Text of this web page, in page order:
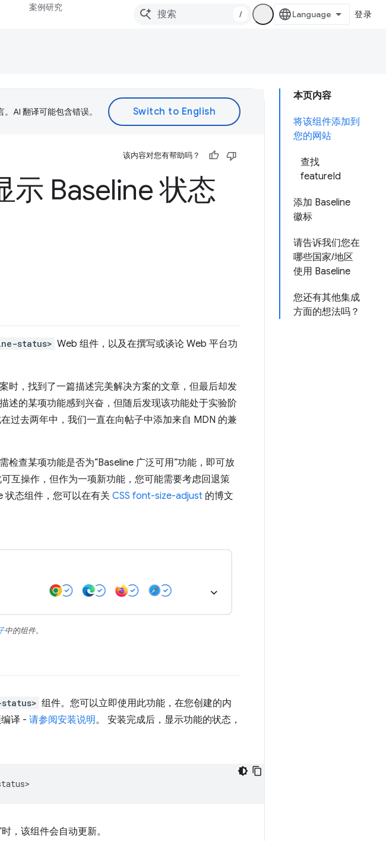
案例研究
/ 登录
本页内容
将该组件添加到
您的网站
查找
featureId
添加 Baseline
徽标
请告诉我们您在
哪些国家/地区
使用 Baseline
您还有其他集成
方面的想法吗？
AI 翻译可能包含错误。
该内容对您有帮助吗？
Baseline 状态
status> Web 组件，以及在撰写或谈论 Web 平台功
时，找到了一篇描述完美解决方案的文章，但最后却发
述的某项功能感到兴奋，但随后发现该功能处于实验阶
过去两年中，我们一直在向帖子中添加来自 MDN 的兼
查某项功能是否为“Baseline 广泛可用”功能，即可放
互操作，但作为一项新功能，您可能需要考虑回退策
状态组件，您可以在有关 CSS font-size-adjust 的博文
中的组件。
组件。您可以立即使用此功能，在您创建的内
译 - 请参阅安装说明。 安装完成后，显示功能的状态，
，该组件会自动更新。